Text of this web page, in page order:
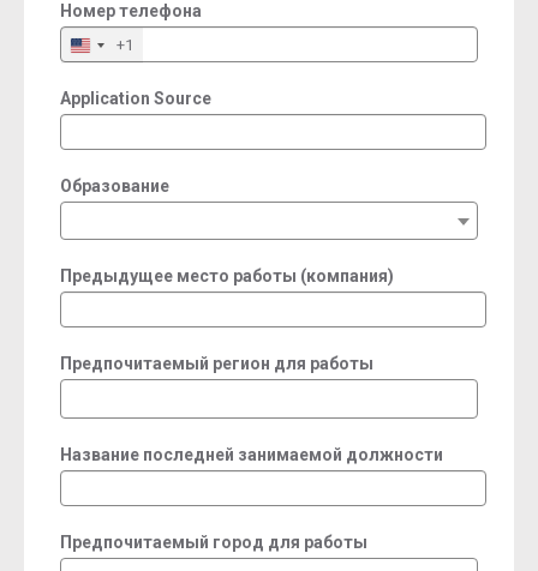
Номер телефона
+1
Application Source
Образование
Предыдущее место работы (компания)
Предпочитаемый регион для работы
Название последней занимаемой должности
Предпочитаемый город для работы